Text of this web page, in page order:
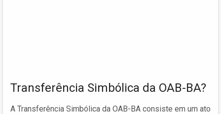
Transferência Simbólica da OAB-BA?
A Transferência Simbólica da OAB-BA consiste em um ato